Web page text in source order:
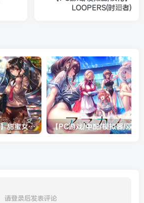
LOOPERS(时廻者)
【PC游戏/直装/汉化】甜蜜女友2(包含甜蜜女友2+)
请登录后发表评论